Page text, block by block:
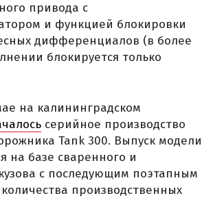
привода с
и функцией блокировки
дифференциалов (в более
блокируется только
на калининградском
серийное производство
Tank 300. Выпуск модели
на базе сваренного и
с последующим поэтапным
производственных